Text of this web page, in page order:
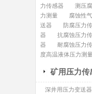
力传感器
测压
力测量
腐蚀性
送器
防腐压力
器
抗腐蚀压力
器
耐腐蚀压力
度高温液体压力测
矿用压力传
深井用压力变送器